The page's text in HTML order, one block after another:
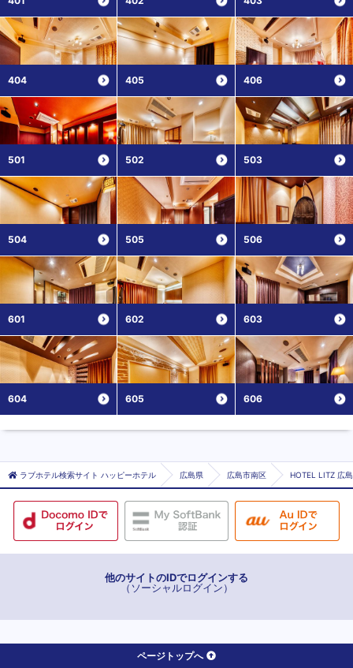
404 405 406
501 502 503
504 505 506
601 602 603
604 605 606
ラブホテル検索サイト ハッピーホテル 広島県 広島市南区 HOTEL LITZ 広
他のサイトのIDでログインする
（ソーシャルログイン）
ページトップへ